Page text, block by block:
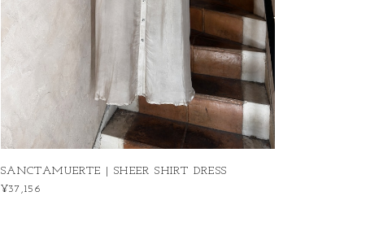
SANCTAMUERTE | SHEER SHIRT DRESS
¥37,156